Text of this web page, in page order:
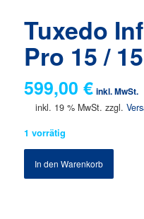
Tuxedo
Pro 15 /
599,00 € inkl. MwSt.
inkl. 19 % MwSt. zzgl.
1 vorrätig
In den Warenkorb